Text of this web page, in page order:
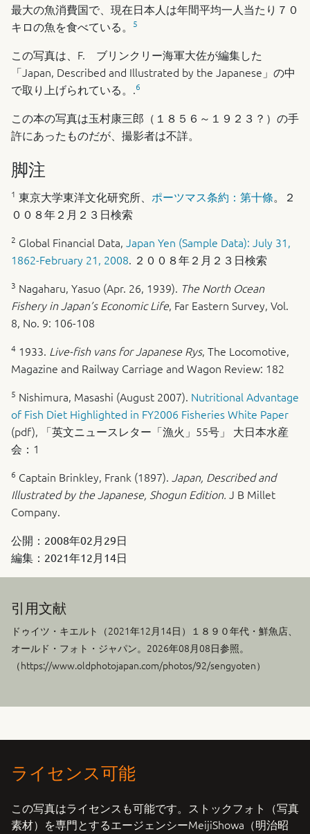
最大の魚消費国で、現在日本人は年間平均一人当たり７０
キロの魚を食べている。
5
この写真は、F. ブリンクリー海軍大佐が編集した
「Japan, Described and Illustrated by the Japanese」の中
で取り上げられている。.6
この本の写真は玉村康三郎（１８５６～１９２３？）の手
許にあったものだが、撮影者は不詳。
脚注
1 東京大学東洋文化研究所、 ポーツマス条約：第十條。２
００８年２月２３日検索
2 Global Financial Data, Japan Yen (Sample Data): July 31,
1862-February 21, 2008. ２００８年２月２３日検索
3 Nagaharu, Yasuo (Apr. 26, 1939). The North Ocean
Fishery in Japan’s Economic Life, Far Eastern Survey, Vol.
8, No. 9: 106-108
4 1933. Live-fish vans for Japanese Rys, The Locomotive,
Magazine and Railway Carriage and Wagon Review: 182
5 Nishimura, Masashi (August 2007). Nutritional Advantage
of Fish Diet Highlighted in FY2006 Fisheries White Paper
(pdf), 「英文ニュースレター「漁火」55号」 大日本水産
会：1
6 Captain Brinkley, Frank (1897). Japan, Described and
Illustrated by the Japanese, Shogun Edition. J B Millet
Company.
公開： 2008年02月29日
編集： 2021年12月14日
引用文献
ドゥイツ・キエルト（2021年12月14日 ）１８９０年代・鮮魚店、
オールド・フォト・ジャパン。2026年08月08日参照。
（https://www.oldphotojapan.com/photos/92/sengyoten）
ライセンス可能
この写真はライセンスも可能です。ストックフォト（写真
素材）を専門とするエージェンシーMeijiShowa（明治昭